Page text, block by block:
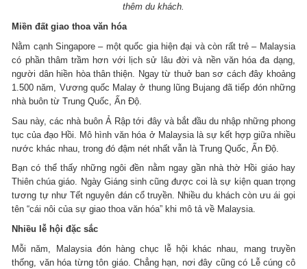
thêm du khách.
Miền đất giao thoa văn hóa
Nằm cạnh Singapore – một quốc gia hiện đại và còn rất trẻ – Malaysia
có phần thâm trầm hơn với lịch sử lâu đời và nền văn hóa đa dạng,
người dân hiền hòa thân thiện. Ngay từ thuở ban sơ cách đây khoảng
1.500 năm, Vương quốc Malay ở thung lũng Bujang đã tiếp đón những
nhà buôn từ Trung Quốc, Ấn Độ.
Sau này, các nhà buôn Ả Rập tới đây và bắt đầu du nhập những phong
tục của đạo Hồi. Mô hình văn hóa ở Malaysia là sự kết hợp giữa nhiều
nước khác nhau, trong đó đậm nét nhất vẫn là Trung Quốc, Ấn Độ.
Bạn có thể thấy những ngôi đền nằm ngay gần nhà thờ Hồi giáo hay
Thiên chúa giáo. Ngày Giáng sinh cũng được coi là sự kiện quan trọng
tương tự như Tết nguyên đán cổ truyền. Nhiều du khách còn ưu ái gọi
tên “cái nôi của sự giao thoa văn hóa” khi mô tả về Malaysia.
Nhiều lễ hội đặc sắc
Mỗi năm, Malaysia đón hàng chục lễ hội khác nhau, mang truyền
thống, văn hóa từng tôn giáo. Chẳng hạn, nơi đây cũng có Lễ cúng cô